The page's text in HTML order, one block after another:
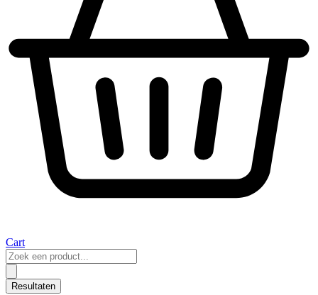
Cart
Search
...
Resultaten